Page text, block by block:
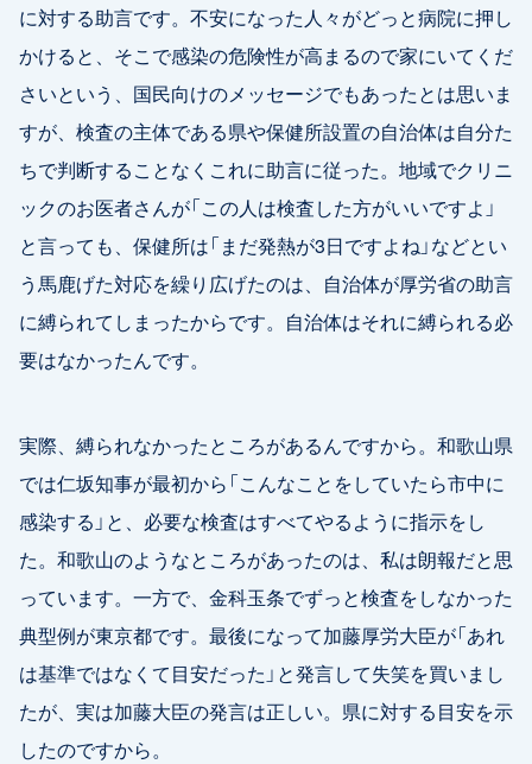
に対する助言です。不安になった人々がどっと病院に押し
かけると、そこで感染の危険性が高まるので家にいてくだ
さいという、国民向けのメッセージでもあったとは思いま
すが、検査の主体である県や保健所設置の自治体は自分た
ちで判断することなくこれに助言に従った。地域でクリニ
ックのお医者さんが「この人は検査した方がいいですよ」
と言っても、保健所は「まだ発熱が3日ですよね」などとい
う馬鹿げた対応を繰り広げたのは、自治体が厚労省の助言
に縛られてしまったからです。自治体はそれに縛られる必
要はなかったんです。
実際、縛られなかったところがあるんですから。和歌山県
では仁坂知事が最初から「こんなことをしていたら市中に
感染する」と、必要な検査はすべてやるように指示をし
た。和歌山のようなところがあったのは、私は朗報だと思
っています。一方で、金科玉条でずっと検査をしなかった
典型例が東京都です。最後になって加藤厚労大臣が「あれ
は基準ではなくて目安だった」と発言して失笑を買いまし
たが、実は加藤大臣の発言は正しい。県に対する目安を示
したのですから。